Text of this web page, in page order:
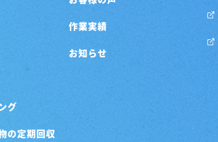
グ
の定期回収
作業実績
お知らせ